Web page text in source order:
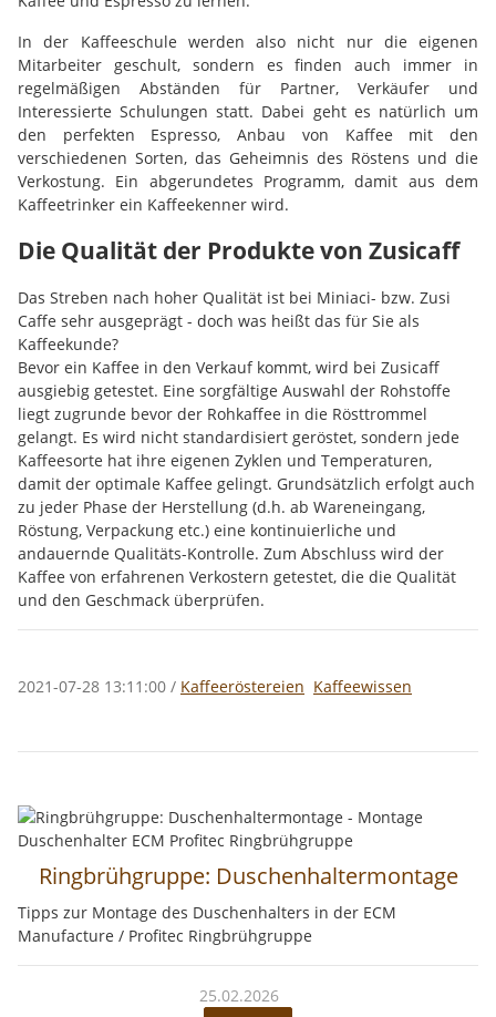
In der Kaffeeschule werden also nicht nur die eigenen
Mitarbeiter geschult, sondern es finden auch immer in
regelmäßigen Abständen für Partner, Verkäufer und
Interessierte Schulungen statt. Dabei geht es natürlich um
den perfekten Espresso, Anbau von Kaffee mit den
verschiedenen Sorten, das Geheimnis des Röstens und die
Verkostung. Ein abgerundetes Programm, damit aus dem
Kaffeetrinker ein Kaffeekenner wird.
Die Qualität der Produkte von Zusicaff
Das Streben nach hoher Qualität ist bei Miniaci- bzw. Zusi
Caffe sehr ausgeprägt - doch was heißt das für Sie als
Kaffeekunde?
Bevor ein Kaffee in den Verkauf kommt, wird bei Zusicaff
ausgiebig getestet. Eine sorgfältige Auswahl der Rohstoffe
liegt zugrunde bevor der Rohkaffee in die Rösttrommel
gelangt. Es wird nicht standardisiert geröstet, sondern jede
Kaffeesorte hat ihre eigenen Zyklen und Temperaturen,
damit der optimale Kaffee gelingt. Grundsätzlich erfolgt auch
zu jeder Phase der Herstellung (d.h. ab Wareneingang,
Röstung, Verpackung etc.) eine kontinuierliche und
andauernde Qualitäts-Kontrolle. Zum Abschluss wird der
Kaffee von erfahrenen Verkostern getestet, die die Qualität
und den Geschmack überprüfen.
2021-07-28 13:11:00 / Kaffeeröstereien Kaffeewissen
Ringbrühgruppe: Duschenhaltermontage
Tipps zur Montage des Duschenhalters in der ECM
Manufacture / Profitec Ringbrühgruppe
25.02.2026